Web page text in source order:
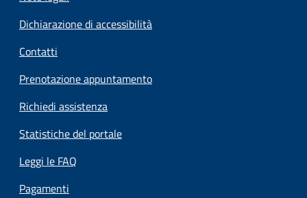
Dichiarazione di accessibilità
Contatti
Prenotazione appuntamento
Richiedi assistenza
Statistiche del portale
Leggi le FAQ
Pagamenti